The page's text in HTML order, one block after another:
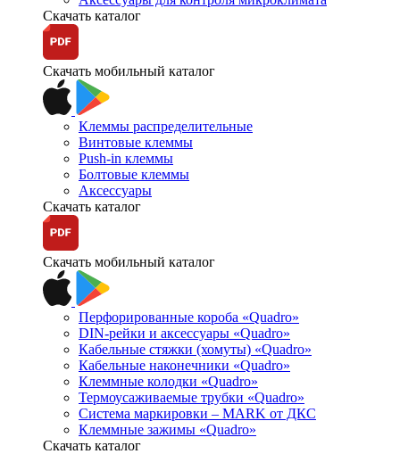
Скачать каталог
Скачать мобильный каталог
Клеммы распределительные
Винтовые клеммы
Push-in клеммы
Болтовые клеммы
Аксессуары
Скачать каталог
Скачать мобильный каталог
Перфорированные короба «Quadro»
DIN-рейки и аксессуары «Quadro»
Кабельные стяжки (хомуты) «Quadro»
Кабельные наконечники «Quadro»
Клеммные колодки «Quadro»
Термоусаживаемые трубки «Quadro»
Система маркировки – MARK от ДКС
Клеммные зажимы «Quadro»
Скачать каталог